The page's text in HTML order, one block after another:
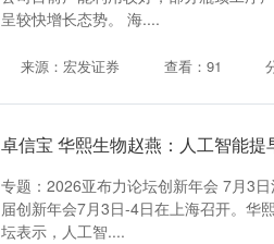
呈较快增长态势。 海....
来源：宏发证券 查看：91
专题：2026亚布力论坛创新年会 7月3
届创新年会7月3日-4日在上海召开。华
坛表示，人工智....